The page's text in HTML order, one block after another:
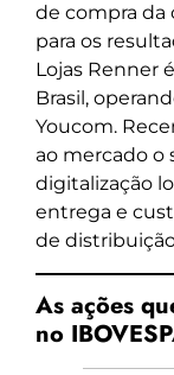
de compra da
para os
Lojas Renner
Brasil,
Youcom.
ao mercado o
digitalização
entrega e
de
As ações
no